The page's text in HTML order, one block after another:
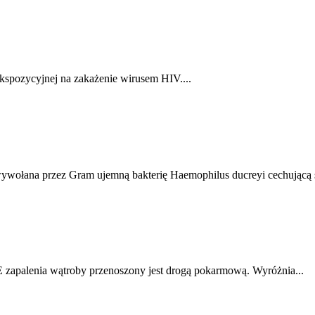
na zakażenie wirusem HIV....
przez Gram ujemną bakterię Haemophilus ducreyi cechującą
wątroby przenoszony jest drogą pokarmową. Wyróżnia...